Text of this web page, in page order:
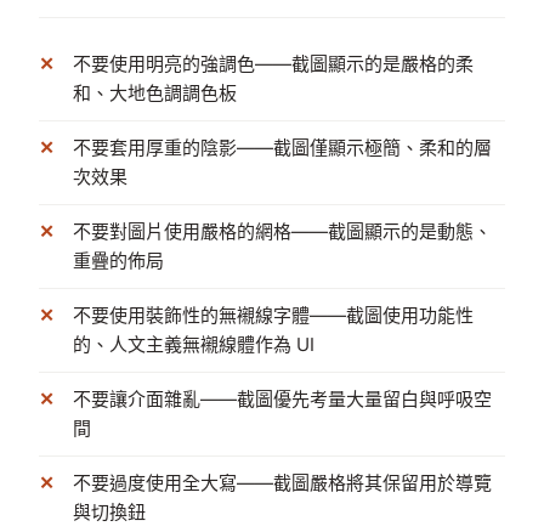
不要使用明亮的強調色——截圖顯示的是嚴格的柔
和、大地色調調色板
不要套用厚重的陰影——截圖僅顯示極簡、柔和的層
次效果
不要對圖片使用嚴格的網格——截圖顯示的是動態、
重疊的佈局
不要使用裝飾性的無襯線字體——截圖使用功能性
的、人文主義無襯線體作為 UI
不要讓介面雜亂——截圖優先考量大量留白與呼吸空
間
不要過度使用全大寫——截圖嚴格將其保留用於導覽
與切換鈕